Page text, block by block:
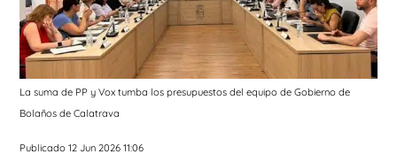
La suma de PP y Vox tumba los presupuestos del equipo de Gobierno de
Bolaños de Calatrava
Publicado 12 Jun 2026 11:06